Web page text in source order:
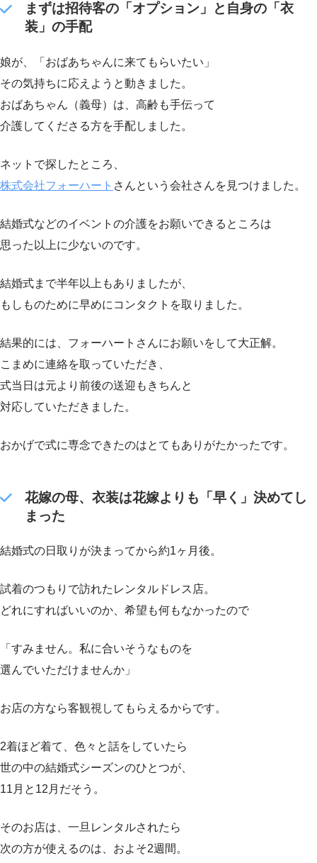
まずは招待客の「オプション」と自身の「衣
装」の手配
娘が、「おばあちゃんに来てもらいたい」
その気持ちに応えようと動きました。
おばあちゃん（義母）は、高齢も手伝って
介護してくださる方を手配しました。
ネットで探したところ、
株式会社フォーハート さんという会社さんを見つけました。
結婚式などのイベントの介護をお願いできるところは
思った以上に少ないのです。
結婚式まで半年以上もありましたが、
もしものために早めにコンタクトを取りました。
結果的には、フォーハートさんにお願いをして大正解。
こまめに連絡を取っていただき、
式当日は元より前後の送迎もきちんと
対応していただきました。
おかげで式に専念できたのはとてもありがたかったです。
花嫁の母、衣装は花嫁よりも「早く」決めてし
まった
結婚式の日取りが決まってから約1ヶ月後。
試着のつもりで訪れたレンタルドレス店。
どれにすればいいのか、希望も何もなかったので
「すみません。私に合いそうなものを
選んでいただけませんか」
お店の方なら客観視してもらえるからです。
2着ほど着て、色々と話をしていたら
世の中の結婚式シーズンのひとつが、
11月と12月だそう。
そのお店は、一旦レンタルされたら
次の方が使えるのは、およそ2週間。